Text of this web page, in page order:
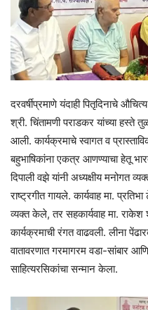
दरवर्षीप्रमाणे यंदाही पितृदिनाचे
श्री. चिंतामणी पराडकर यांच्या हस्ते
आली. कार्यक्रमाचे स्वागत व
बहुभाषिकांना एकत्र आणण्याचा हेतू
दिपाली वझे यांनी अध्यक्षीय मनोगत
राष्ट्रगीत गायले. कार्यवाह मा.
व्यक्त केले, तर सहकार्यवाह मा.
कार्यक्रमाची रंगत वाढवली. लीना
वातावरणात गरमागरम वडा-सांबार
साहित्यरसिकांचा सन्मान केला.